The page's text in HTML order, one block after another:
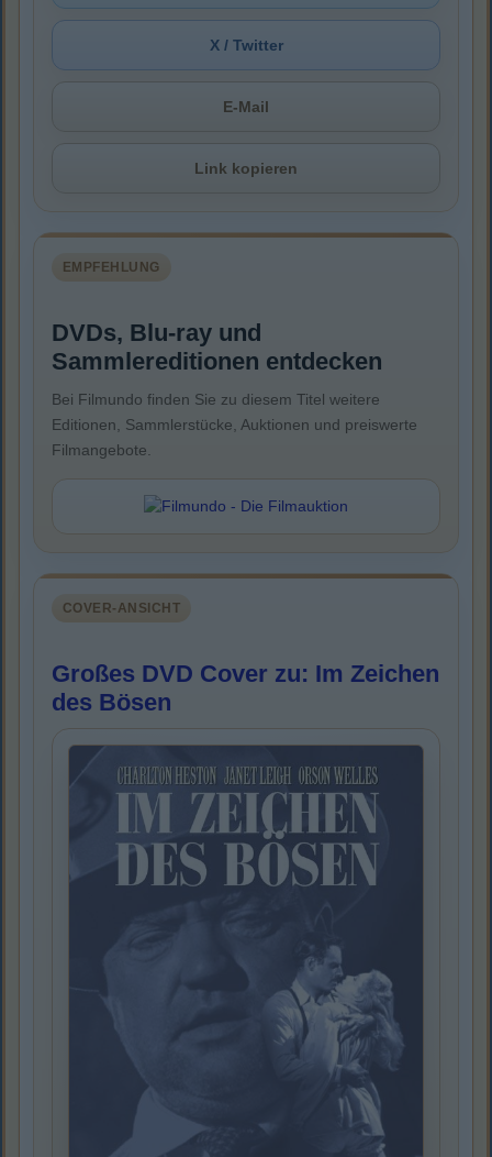
X / Twitter
E-Mail
Link kopieren
EMPFEHLUNG
DVDs, Blu-ray und
Sammlereditionen entdecken
Bei Filmundo finden Sie zu diesem Titel weitere
Editionen, Sammlerstücke, Auktionen und preiswerte
Filmangebote.
COVER-ANSICHT
Großes DVD Cover zu: Im Zeichen
des Bösen